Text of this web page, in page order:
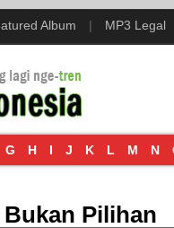
Album | MP3 Legal
G H I J K L M N
Pilihan